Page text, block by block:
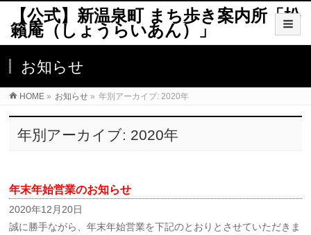
【公式】新温泉町 まち歩き案内所「松
籟庵（しょうらいあん）」
お知らせ
HOME » お知らせ » 年別アーカイブ: 2020年
年別アーカイブ: 2020年
年末年始営業のお知らせ
2020年12月20日
誠に勝手ながら、年末年始営業を下記のとおりとさせていただきま